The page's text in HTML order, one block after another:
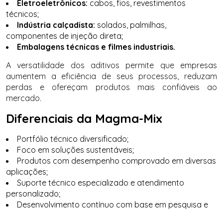
Eletroeletrônicos: cabos, fios, revestimentos
técnicos;
Indústria calçadista: solados, palmilhas,
componentes de injeção direta;
Embalagens técnicas e filmes industriais.
A versatilidade dos aditivos permite que empresas
aumentem a eficiência de seus processos, reduzam
perdas e ofereçam produtos mais confiáveis ao
mercado.
Diferenciais da Magma-Mix
Portfólio técnico diversificado;
Foco em soluções sustentáveis;
Produtos com desempenho comprovado em diversas
aplicações;
Suporte técnico especializado e atendimento
personalizado;
Desenvolvimento contínuo com base em pesquisa e